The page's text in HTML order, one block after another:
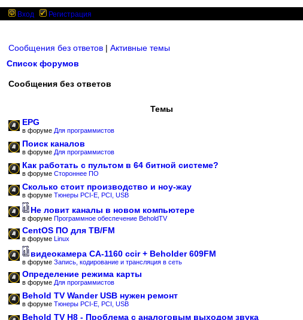
Вход Регистрация
Сообщения без ответов | Активные темы
Список форумов
Сообщения без ответов
Темы
EPG
в форуме Для программистов
Поиск каналов
в форуме Для программистов
Как работать с пультом в 64 битной системе?
в форуме Стороннее ПО
Сколько стоит производство и ноу-жау
в форуме Тюнеры PCI-E, PCI, USB
Не ловит каналы в новом компьютере
в форуме Программное обеспечение BeholdTV
CentOS ПО для ТВ/FM
в форуме Linux
видеокамера CA-1160 ccir + Beholder 609FM
в форуме Запись, кодирование и трансляция в сеть
Определение режима карты
в форуме Для программистов
Behold TV Wander USB нужен ремонт
в форуме Тюнеры PCI-E, PCI, USB
Behold TV H8 - Проблема с аналоговым выходом звука